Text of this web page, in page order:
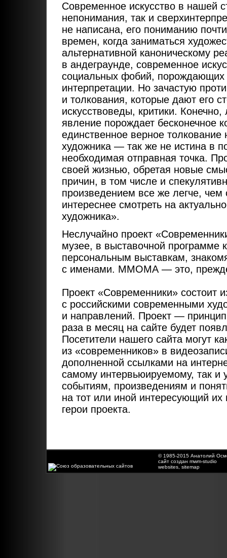
Современное искусство в нашей
непонимания, так и
не написана, его пониманию
времен, когда заниматься
альтернативной каноническому
в андеграунде, современное
социальных фобий,
интерпретации. Но зачастую
и толкования, которые дают его
искусствоведы, критики.
явление порождает бесконечное
единственное верное
художника — так же не истина в
необходимая отправная точка.
своей жизнью, обретая новые
причин, в том числе и
произведением все же легче,
интереснее смотреть на
художника».
Неслучайно проект
музее, в выставочной программе
персональным выставкам,
с именами. ММОМА — это, прежде
Проект «Современники» состоит
с российскими современными
и направлений. Проект —
раза в месяц на сайте будет
Посетители нашего сайта могут
из «современников» в
дополненной ссылками на
самому интервьюируемому, так
событиям, произведениям и
на тот или иной интересующий их
герои проекта.
© 1985-2015 Анатолий
сайт создан mwm-studio
websites sitemap